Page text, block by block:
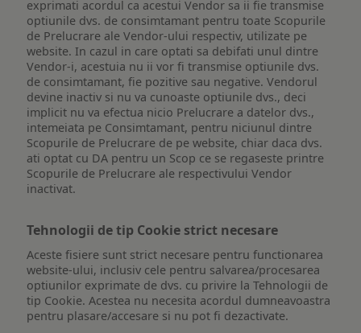
exprimati acordul ca acestui Vendor sa ii fie transmise
optiunile dvs. de consimtamant pentru toate Scopurile
de Prelucrare ale Vendor-ului respectiv, utilizate pe
website. In cazul in care optati sa debifati unul dintre
Vendor-i, acestuia nu ii vor fi transmise optiunile dvs.
de consimtamant, fie pozitive sau negative. Vendorul
devine inactiv si nu va cunoaste optiunile dvs., deci
implicit nu va efectua nicio Prelucrare a datelor dvs.,
intemeiata pe Consimtamant, pentru niciunul dintre
Scopurile de Prelucrare de pe website, chiar daca dvs.
ati optat cu DA pentru un Scop ce se regaseste printre
Scopurile de Prelucrare ale respectivului Vendor
inactivat.
Tehnologii de tip Cookie strict necesare
Aceste fisiere sunt strict necesare pentru functionarea
website-ului, inclusiv cele pentru salvarea/procesarea
optiunilor exprimate de dvs. cu privire la Tehnologii de
tip Cookie. Acestea nu necesita acordul dumneavoastra
pentru plasare/accesare si nu pot fi dezactivate.